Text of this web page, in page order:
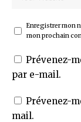
Enregistrer mon
mon prochain
Prévenez-
par e-mail.
Prévenez-
mail.